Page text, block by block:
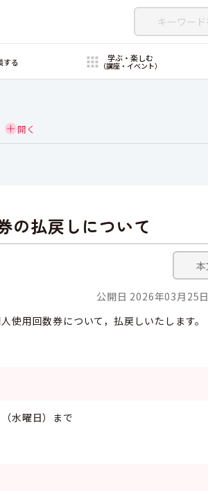
する 学ぶ・楽しむ
（講座・イベント）
の払戻しについて
公開日 2026年03月25日
使用回数券について，払戻しいたします。
水曜日）まで